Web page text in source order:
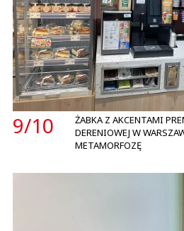
9/10
ŻABKA Z AKCENTAMI
DERENIOWEJ W
METAMORFOZĘ